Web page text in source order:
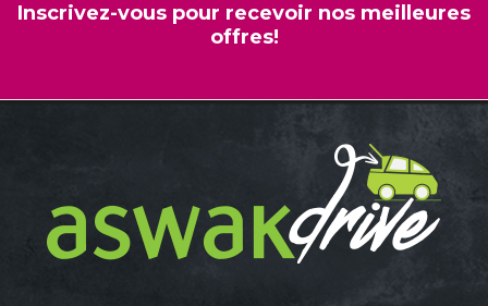
Inscrivez-vous pour recevoir nos meilleures
offres!